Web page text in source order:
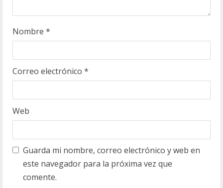
Nombre *
Correo electrónico *
Web
Guarda mi nombre, correo electrónico y web en
este navegador para la próxima vez que
comente.